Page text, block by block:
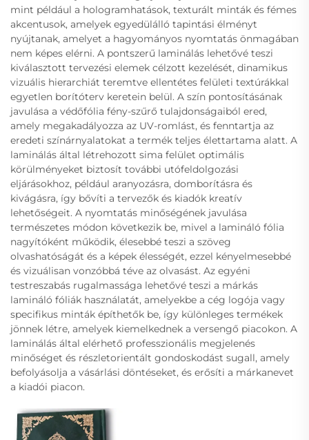
mint például a hologramhatások, texturált minták és fémes
akcentusok, amelyek egyedülálló tapintási élményt
nyújtanak, amelyet a hagyományos nyomtatás önmagában
nem képes elérni. A pontszerű laminálás lehetővé teszi
kiválasztott tervezési elemek célzott kezelését, dinamikus
vizuális hierarchiát teremtve ellentétes felületi textúrákkal
egyetlen borítóterv keretein belül. A szín pontosításának
javulása a védőfólia fény-szűrő tulajdonságaiból ered,
amely megakadályozza az UV-romlást, és fenntartja az
eredeti színárnyalatokat a termék teljes élettartama alatt. A
laminálás által létrehozott sima felület optimális
körülményeket biztosít további utófeldolgozási
eljárásokhoz, például aranyozásra, domborításra és
kivágásra, így bővíti a tervezők és kiadók kreatív
lehetőségeit. A nyomtatás minőségének javulása
természetes módon következik be, mivel a lamináló fólia
nagyítóként működik, élesebbé teszi a szöveg
olvashatóságát és a képek élességét, ezzel kényelmesebbé
és vizuálisan vonzóbbá téve az olvasást. Az egyéni
testreszabás rugalmassága lehetővé teszi a márkás
lamináló fóliák használatát, amelyekbe a cég logója vagy
specifikus minták építhetők be, így különleges termékek
jönnek létre, amelyek kiemelkednek a versengő piacokon. A
laminálás által elérhető professzionális megjelenés
minőséget és részletorientált gondoskodást sugall, amely
befolyásolja a vásárlási döntéseket, és erősíti a márkanevet
a kiadói piacon.